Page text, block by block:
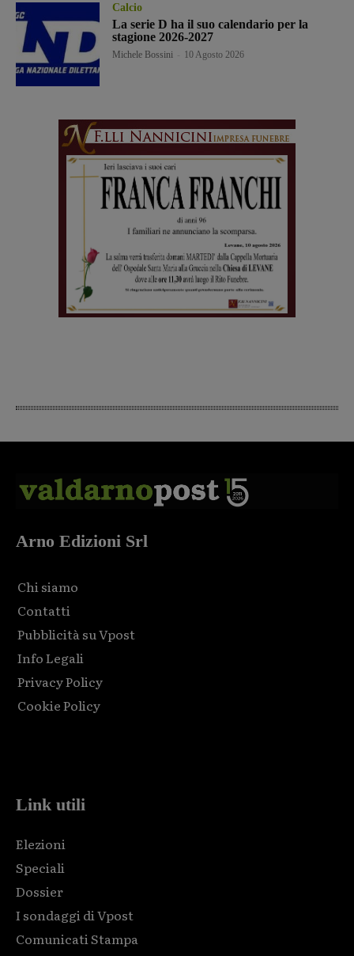
Calcio
La serie D ha il suo calendario per la
stagione 2026-2027
Michele Bossini 10 Agosto 2026
Arno Edizioni Srl
Chi siamo
Contatti
Pubblicità su Vpost
Info Legali
Privacy Policy
Cookie Policy
Link utili
Elezioni
Speciali
Dossier
I sondaggi di Vpost
Comunicati Stampa